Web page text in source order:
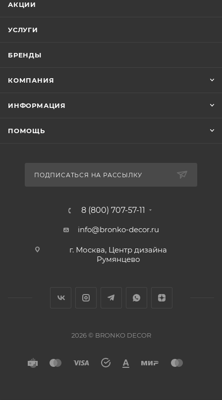
АКЦИИ
УСЛУГИ
БРЕНДЫ
КОМПАНИЯ
ИНФОРМАЦИЯ
ПОМОЩЬ
ПОДПИСАТЬСЯ НА РАССЫЛКУ
8 (800) 707-57-11
info@bronko-decor.ru
г. Москва, Центр дизайна
Румянцево
2026 © BRONKO DECOR